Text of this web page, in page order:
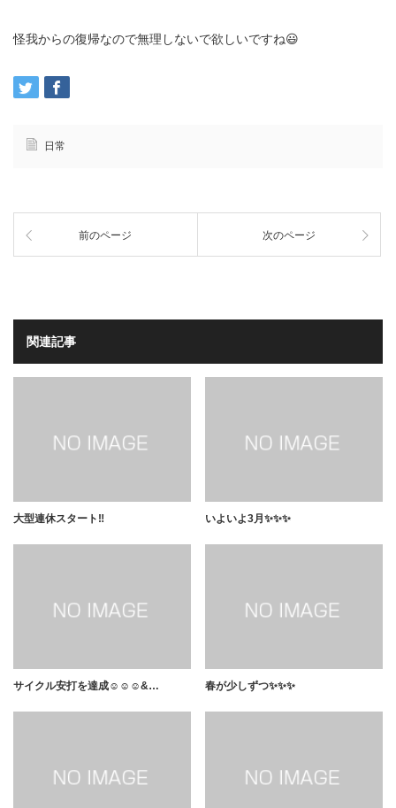
怪我からの復帰なので無理しないで欲しいですね😃
日常
前のページ 次のページ
関連記事
大型連休スタート‼️ いよいよ3月✨✨✨
サイクル安打を達成☺️☺️☺&… 春が少しずつ✨✨✨